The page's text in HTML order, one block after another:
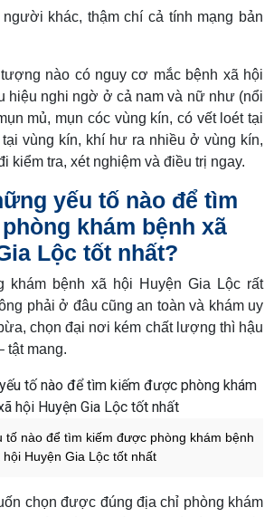
khác, thậm chí cả tính mạng bản
nào có nguy cơ mắc bệnh xã hội
hiệu nghi ngờ ở cả nam và nữ như (nổi
mủ, mụn cóc vùng kín, có vết loét tại
vùng kín, khí hư ra nhiều ở vùng kín,
kiểm tra, xét nghiệm và điều trị ngay.
yếu tố nào để tìm
khám bệnh xã
Lộc tốt nhất?
khám bệnh xã hội Huyện Gia Lộc rất
phải ở đâu cũng an toàn và khám uy
chọn đại nơi kém chất lượng thì hậu
tật mang.
tố nào để tìm kiếm được phòng khám bệnh
hội Huyện Gia Lộc tốt nhất
chọn được đúng địa chỉ phòng khám